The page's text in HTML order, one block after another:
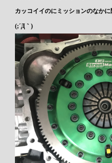
カッコイイのにミッションのなか
(;´Д｀)